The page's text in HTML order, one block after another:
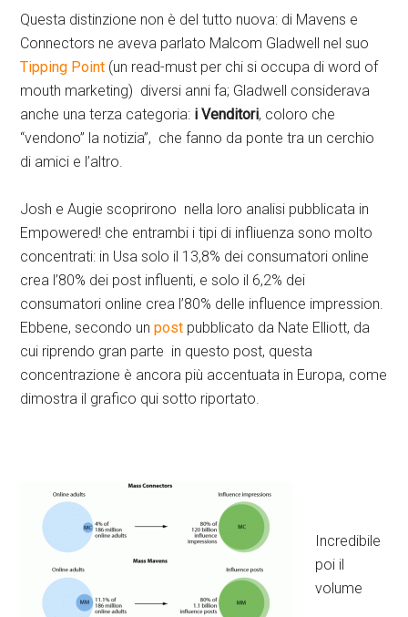
Questa distinzione non è del tutto nuova: di Mavens e
Connectors ne aveva parlato Malcom Gladwell nel suo
Tipping Point (un read-must per chi si occupa di word of
mouth marketing) diversi anni fa; Gladwell considerava
anche una terza categoria: i Venditori, coloro che
“vendono” la notizia”, che fanno da ponte tra un cerchio
di amici e l’altro.
Josh e Augie scoprirono nella loro analisi pubblicata in
Empowered! che entrambi i tipi di infliuenza sono molto
concentrati: in Usa solo il 13,8% dei consumatori online
crea l’80% dei post influenti, e solo il 6,2% dei
consumatori online crea l’80% delle influence impression.
Ebbene, secondo unpost pubblicato da Nate Elliott, da
cui riprendo gran parte in questo post, questa
concentrazione è ancora più accentuata in Europa, come
dimostra il grafico qui sotto riportato.
Incredibile
poi il
volume